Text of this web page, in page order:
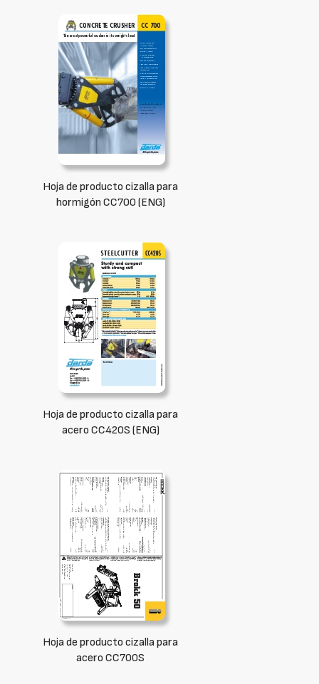
Hoja de producto cizalla para
hormigón CC700 (ENG)
Hoja de producto cizalla para
acero CC420S (ENG)
Hoja de producto cizalla para
acero CC700S